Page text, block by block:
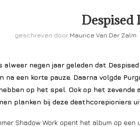
Despised
geschreven door Maurice Van Der Zalm
alweer negen jaar geleden dat
na een korte pauze. Daarna volgde
op het spel. Ook op het zevende
planken bij deze deathcorepioniers
Shadow Work opent het album op